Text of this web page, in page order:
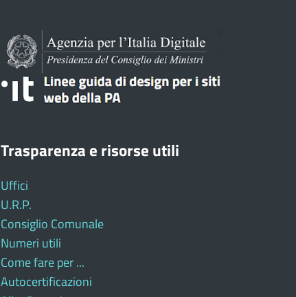
Trasparenza e risorse utili
Uffici
U.R.P.
Consiglio Comunale
Numeri utili
Come fare per ...
Autocertificazioni